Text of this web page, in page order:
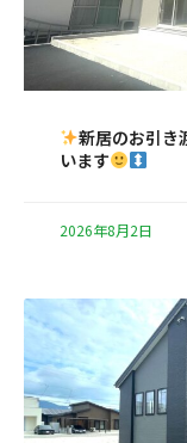
新居のお引
います
2026年8月2日